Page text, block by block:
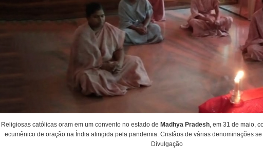
Religiosas católicas oram em um convento no estado de Madhya Pradesh, em 31 de maio,
ecumênico de oração na Índia atingida pela pandemia. Cristãos de várias denominações
Divulgação